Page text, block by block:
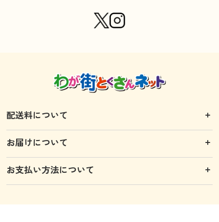
配送料について
お届けについて
お支払い方法について